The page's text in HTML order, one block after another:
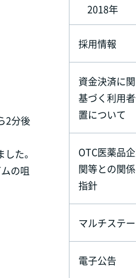
2分後
た。
の咀
2018年
採用情報
資金決済に
基づく利用
置について
OTC医薬品
関等との関
指針
マルチステ
電子公告